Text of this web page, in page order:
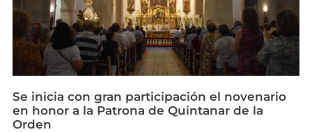
Se inicia con gran participación el novenario
en honor a la Patrona de Quintanar de la
Orden